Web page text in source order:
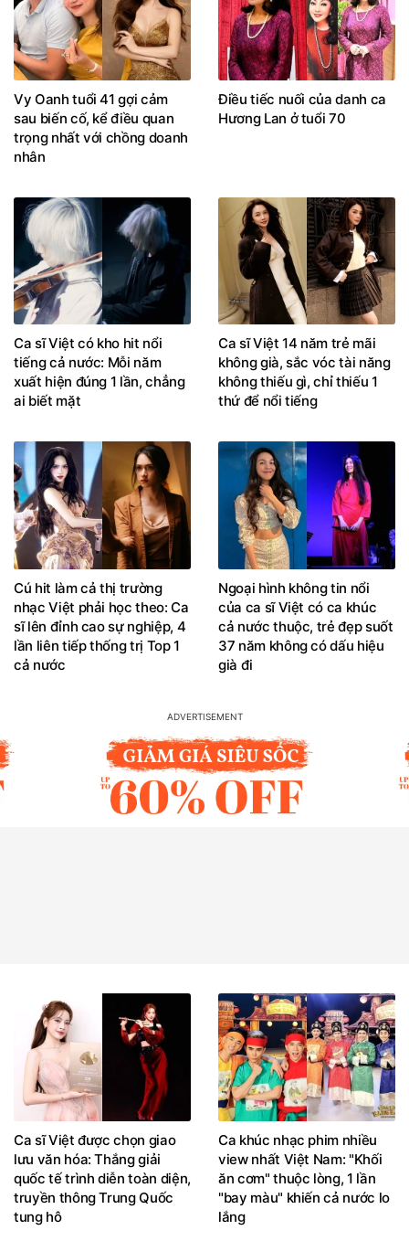
Vy Oanh tuổi 41 gợi cảm
sau biến cố, kể điều quan
trọng nhất với chồng doanh
nhân
Điều tiếc nuối của danh ca
Hương Lan ở tuổi 70
Ca sĩ Việt có kho hit nổi
tiếng cả nước: Mỗi năm
xuất hiện đúng 1 lần, chẳng
ai biết mặt
Ca sĩ Việt 14 năm trẻ mãi
không già, sắc vóc tài năng
không thiếu gì, chỉ thiếu 1
thứ để nổi tiếng
Cú hit làm cả thị trường
nhạc Việt phải học theo: Ca
sĩ lên đỉnh cao sự nghiệp, 4
lần liên tiếp thống trị Top 1
cả nước
Ngoại hình không tin nổi
của ca sĩ Việt có ca khúc
cả nước thuộc, trẻ đẹp suốt
37 năm không có dấu hiệu
già đi
Ca sĩ Việt được chọn giao
lưu văn hóa: Thắng giải
quốc tế trình diễn toàn diện,
truyền thông Trung Quốc
tung hô
Ca khúc nhạc phim nhiều
view nhất Việt Nam: "Khối
ăn cơm" thuộc lòng, 1 lần
"bay màu" khiến cả nước lo
lắng